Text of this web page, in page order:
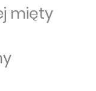
mięty